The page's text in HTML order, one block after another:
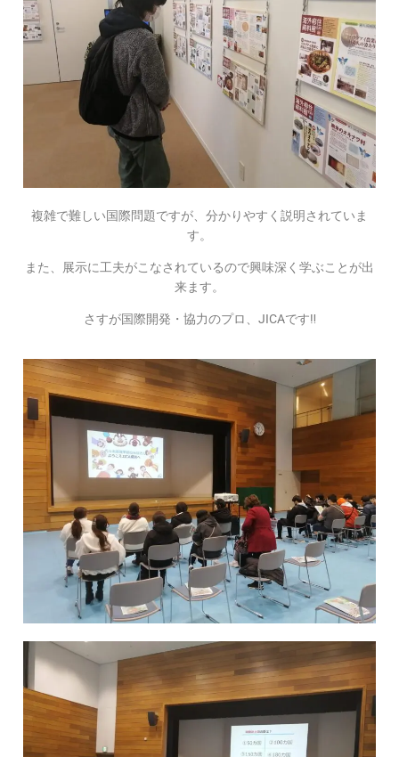
複雑で難しい国際問題ですが、分かりやすく説明されていま
す。
また、展示に工夫がこなされているので興味深く学ぶことが出
来ます。
さすが国際開発・協力のプロ、JICAです‼